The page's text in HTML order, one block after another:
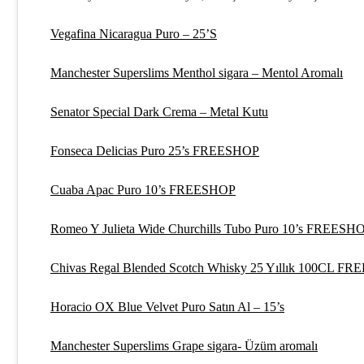
Vegafina Nicaragua Puro – 25’S
Manchester Superslims Menthol sigara – Mentol Aromalı
Senator Special Dark Crema – Metal Kutu
Fonseca Delicias Puro 25’s FREESHOP
Cuaba Apac Puro 10’s FREESHOP
Romeo Y Julieta Wide Churchills Tubo Puro 10’s
Chivas Regal Blended Scotch Whisky 25 Yıllık 100CL
Horacio OX Blue Velvet Puro Satın Al – 15’s
Manchester Superslims Grape sigara- Üzüm aromalı